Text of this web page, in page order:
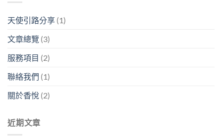
天使引路分享 (1)
文章總覽 (3)
服務項目 (2)
聯絡我們 (1)
關於香悅 (2)
近期文章